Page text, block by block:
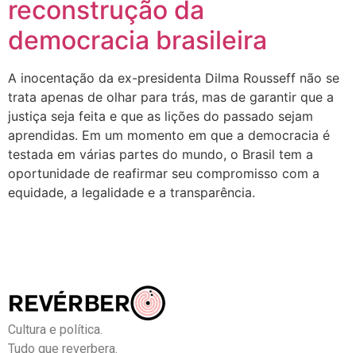
reconstrução da
democracia brasileira
A inocentação da ex-presidenta Dilma Rousseff não se
trata apenas de olhar para trás, mas de garantir que a
justiça seja feita e que as lições do passado sejam
aprendidas. Em um momento em que a democracia é
testada em várias partes do mundo, o Brasil tem a
oportunidade de reafirmar seu compromisso com a
equidade, a legalidade e a transparência.
Cultura e política.
Tudo que reverbera.